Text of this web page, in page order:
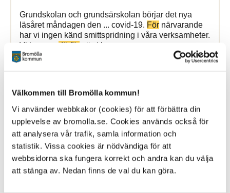
Välkommen till Bromölla kommun!
Vi använder webbkakor (cookies) för att förbättra din
upplevelse av bromolla.se. Cookies används också för
att analysera vår trafik, samla information och
statistik. Vissa cookies är nödvändiga för att
webbsidorna ska fungera korrekt och andra kan du välja
att stänga av. Nedan finns de val du kan göra.
Grundskolan och grundsärskolan börjar det nya
läsåret måndagen den ... covid-19. För närvarande
har vi ingen känd smittspridning i våra verksamheter.
Vi hoppas därför att vi kan
Bromölla Kommun
ByaträffförBromölla tätort
20 November 2017
Nyhet
Välkommen till byaträff för Bromölla tätort, torsdagen